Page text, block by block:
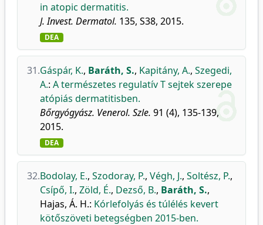
in atopic dermatitis.
J. Invest. Dermatol. 135, S38, 2015.
DEA
31.Gáspár, K., Baráth, S., Kapitány, A., Szegedi,
A.: A természetes regulatív T sejtek szerepe
atópiás dermatitisben.
Bőrgyógyász. Venerol. Szle. 91 (4), 135-139,
2015.
DEA
32.Bodolay, E., Szodoray, P., Végh, J., Soltész, P.,
Csípő, I., Zöld, É., Dezső, B., Baráth, S.,
Hajas, Á. H.: Kórlefolyás és túlélés kevert
kötőszöveti betegségben 2015-ben.